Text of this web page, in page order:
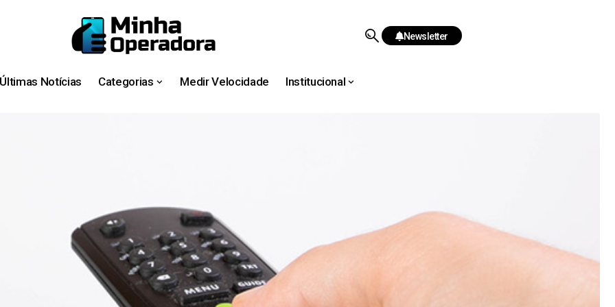
Newsletter
Últimas Notícias Categorias Medir Velocidade Institucional